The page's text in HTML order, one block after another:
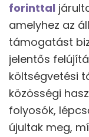
forinttal
amelyhez az
támogatást
jelentős
költségvetési
közösségi
folyosók,
újultak meg,